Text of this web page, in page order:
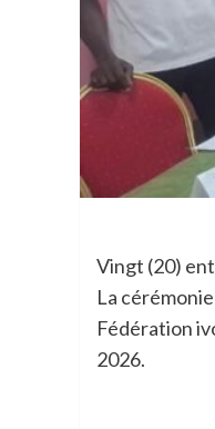
Vingt (20)
La
Fédération
2026.